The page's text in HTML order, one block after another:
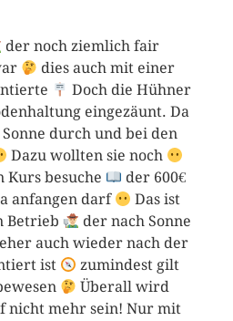
der noch ziemlich fair
dies auch mit einer
Doch die Hühner
eingezäunt. Da
durch und bei den
Dazu wollten sie noch
Kurs besuche
der 600€
anfangen darf
Das ist
Betrieb
der nach Sonne
auch wieder nach der
ist
zumindest gilt
Überall wird
nicht mehr sein! Nur mit